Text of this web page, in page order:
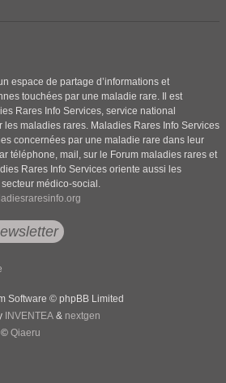
espace de partage d’informations et
touchées par une maladie rare. Il est
Rares Info Services, service national
les maladies rares. Maladies Rares Info Services
concernées par une maladie rare dans leur
téléphone, mail, sur le Forum maladies rares et
Rares Info Services oriente aussi les
médico-social.
Software © phpBB Limited
INVENTEA & nextgen
© Qiaeru